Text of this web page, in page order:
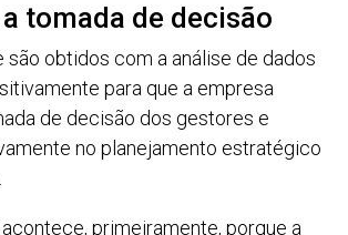
tomada de decisão
são obtidos com a análise de dados
para que a empresa
de decisão dos gestores e
no planejamento estratégico
primeiramente, porque a